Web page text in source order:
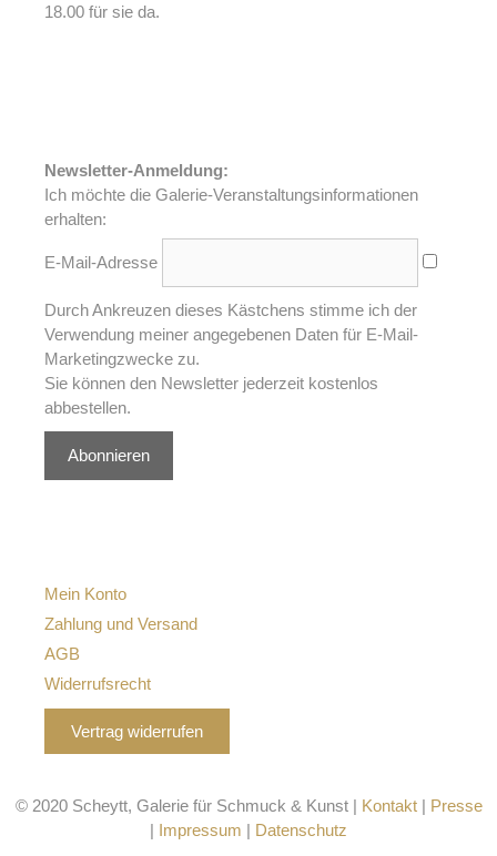
18.00 für sie da.
Newsletter-Anmeldung:
Ich möchte die Galerie-Veranstaltungsinformationen
erhalten:
E-Mail-Adresse
Durch Ankreuzen dieses Kästchens stimme ich der
Verwendung meiner angegebenen Daten für E-Mail-
Marketingzwecke zu.
Sie können den Newsletter jederzeit kostenlos
abbestellen.
Abonnieren
Mein Konto
Zahlung und Versand
AGB
Widerrufsrecht
Vertrag widerrufen
© 2020 Scheytt, Galerie für Schmuck & Kunst | Kontakt| Presse
| Impressum | Datenschutz